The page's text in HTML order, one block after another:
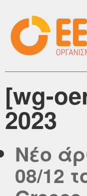
[wg-
2023
Νέο
08/12